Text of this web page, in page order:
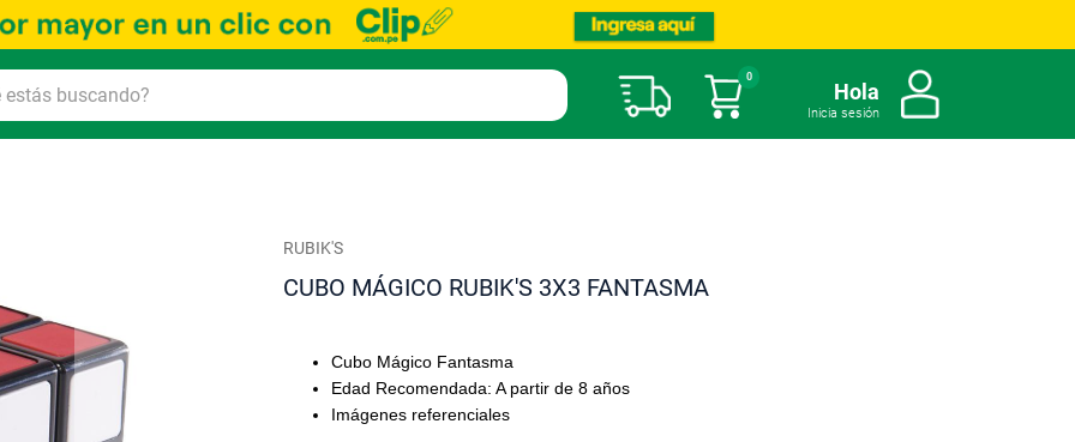
Mi carrito
0
Hola
Inicia sesión
RUBIK'S
CUBO MÁGICO RUBIK'S 3X3 FANTASMA
Cubo Mágico Fantasma
Edad Recomendada: A partir de 8 años
Imágenes referenciales